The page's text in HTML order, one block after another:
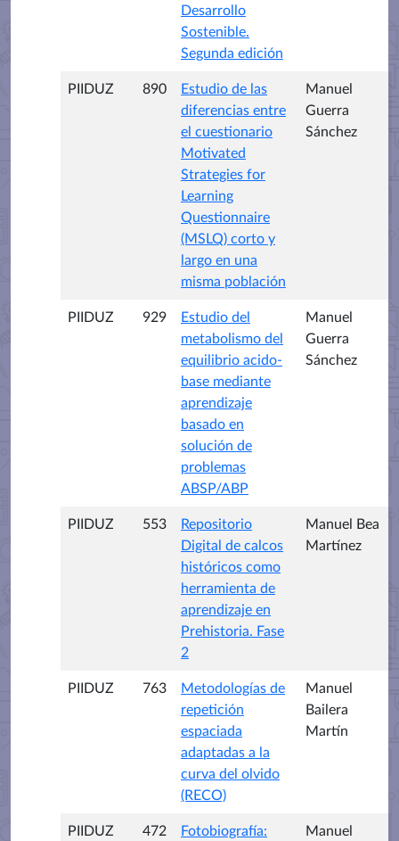
Desarrollo
Sostenible.
Segunda edición
PIIDUZ 890
Estudio de las
diferencias entre
el cuestionario
Motivated
Strategies for
Learning
Questionnaire
(MSLQ) corto y
largo en una
misma población
Manuel
Guerra
Sánchez
PIIDUZ 929
Estudio del
metabolismo del
equilibrio acido-
base mediante
aprendizaje
basado en
solución de
problemas
ABSP/ABP
Manuel
Guerra
Sánchez
PIIDUZ 553
Repositorio
Digital de calcos
históricos como
herramienta de
aprendizaje en
Prehistoria. Fase
2
Manuel Bea
Martínez
PIIDUZ 763
Metodologías de
repetición
espaciada
adaptadas a la
curva del olvido
(RECO)
Manuel
Bailera
Martín
PIIDUZ 472
Fotobiografía:
Manuel